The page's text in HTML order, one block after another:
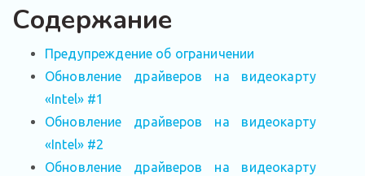
Содержание
Предупреждение об ограничении
Обновление драйверов на видеокарту
«Intel» #1
Обновление драйверов на видеокарту
«Intel» #2
Обновление драйверов на видеокарту